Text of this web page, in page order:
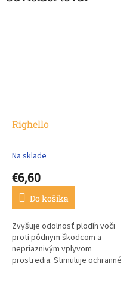
Righello
Priemerné
produktu
3,7
5
hviezdičiek.
Na sklade
€6,60
Do košíka
Zvyšuje odolnosť plodín voči
proti pôdnym škodcom a
nepriaznivým vplyvom
prostredia. Stimuluje ochranné